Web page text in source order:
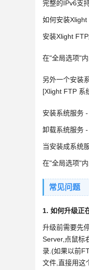
完整的IPv6支
如何安装
安装Xlight
在"全局选项"
另外一个安装
[Xlight FTP 系
安装系统服务
卸载系统服务
当安装成系统
在"全局选项"
常见问题
1. 如何升级正
升级前需要先
Server,点鼠标
录.(如果以前
文件,直接用这